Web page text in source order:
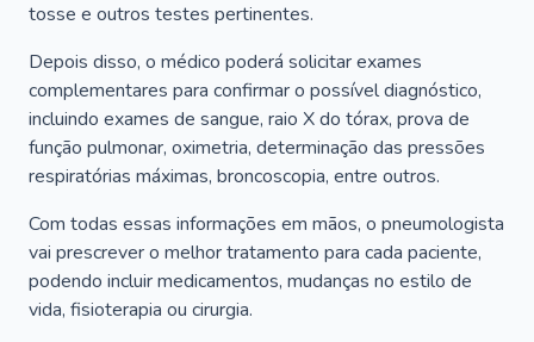
tosse e outros testes pertinentes.
Depois disso, o médico poderá solicitar exames
complementares para confirmar o possível diagnóstico,
incluindo exames de sangue, raio X do tórax, prova de
função pulmonar, oximetria, determinação das pressões
respiratórias máximas, broncoscopia, entre outros.
Com todas essas informações em mãos, o pneumologista
vai prescrever o melhor tratamento para cada paciente,
podendo incluir medicamentos, mudanças no estilo de
vida, fisioterapia ou cirurgia.